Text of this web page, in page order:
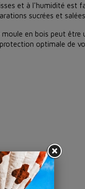
et à l'humidité est
sucrées et salées.
en bois peut être
optimale de